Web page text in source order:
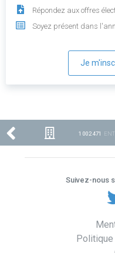
Répondez aux offres
Soyez présent dans
Je
1 002 471
Suivez-nous